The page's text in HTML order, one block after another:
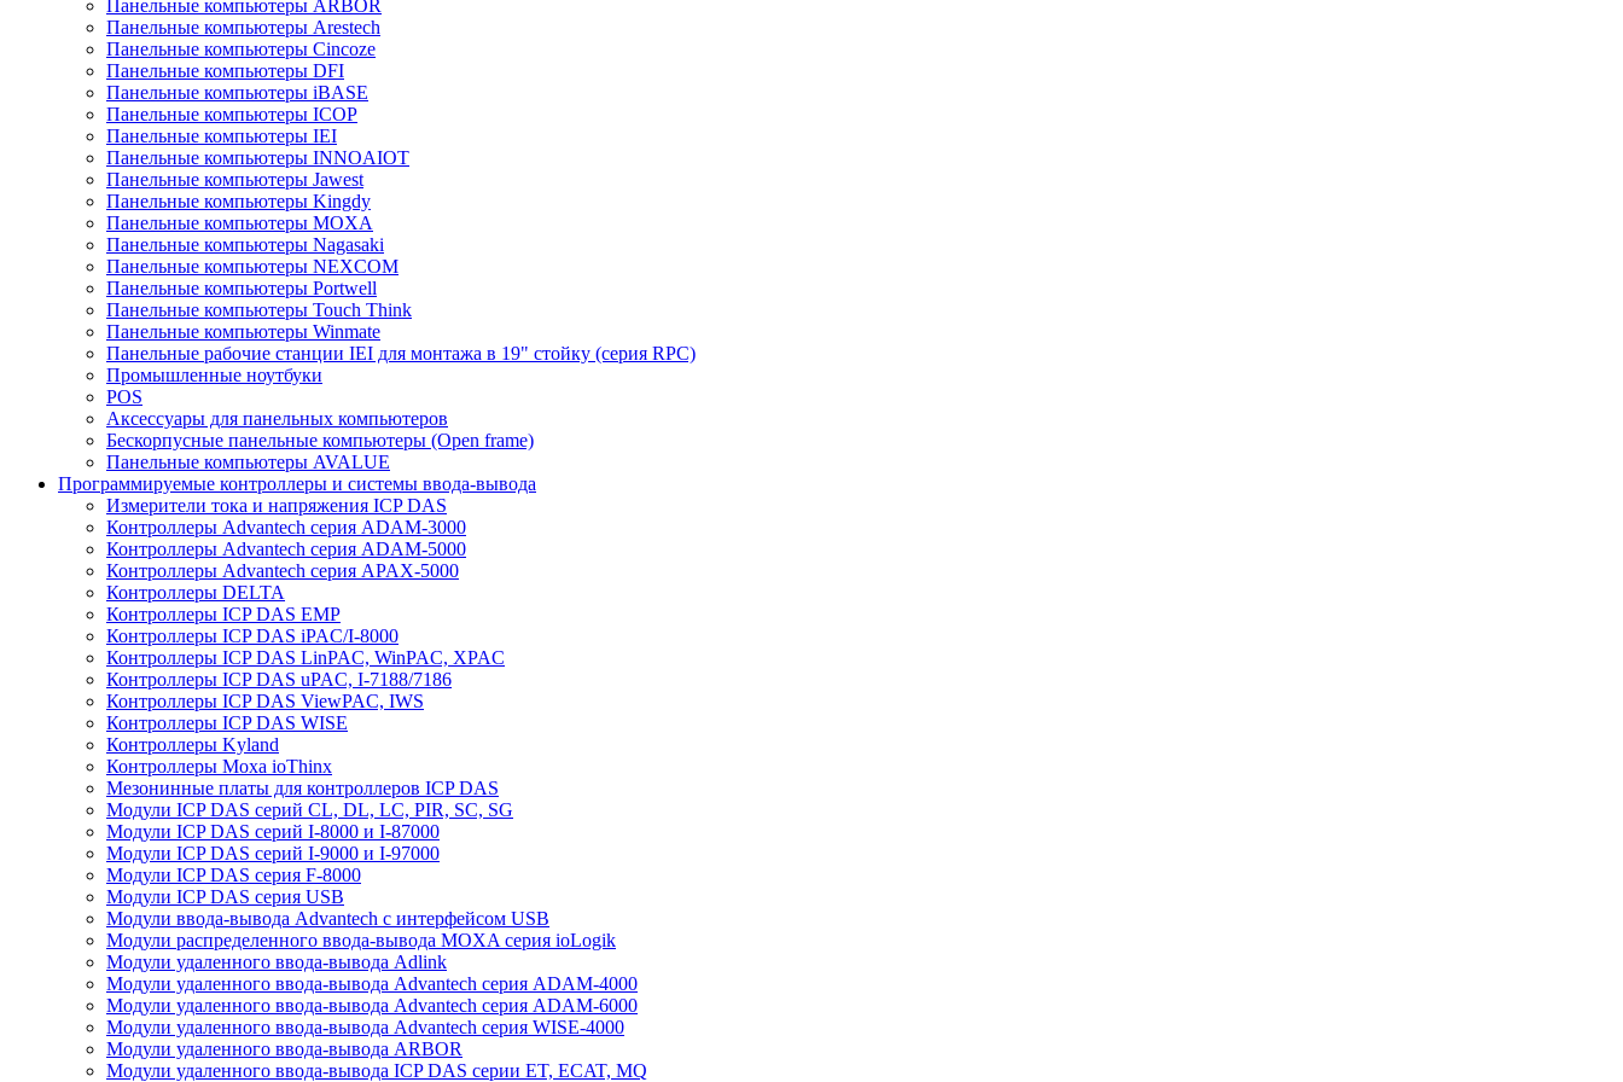
Панельные компьютеры ARBOR
Панельные компьютеры Arestech
Панельные компьютеры Cincoze
Панельные компьютеры DFI
Панельные компьютеры iBASE
Панельные компьютеры ICOP
Панельные компьютеры IEI
Панельные компьютеры INNOAIOT
Панельные компьютеры Jawest
Панельные компьютеры Kingdy
Панельные компьютеры MOXA
Панельные компьютеры Nagasaki
Панельные компьютеры NEXCOM
Панельные компьютеры Portwell
Панельные компьютеры Touch Think
Панельные компьютеры Winmate
Панельные рабочие станции IEI для монтажа в 19" стойку (серия RPC)
Промышленные ноутбуки
POS
Аксессуары для панельных компьютеров
Бескорпусные панельные компьютеры (Open frame)
Панельные компьютеры AVALUE
Программируемые контроллеры и системы ввода-вывода
Измерители тока и напряжения ICP DAS
Контроллеры Advantech серия ADAM-3000
Контроллеры Advantech серия ADAM-5000
Контроллеры Advantech серия APAX-5000
Контроллеры DELTA
Контроллеры ICP DAS EMP
Контроллеры ICP DAS iPAC/I-8000
Контроллеры ICP DAS LinPAC, WinPAC, XPAC
Контроллеры ICP DAS uPAC, I-7188/7186
Контроллеры ICP DAS ViewPAC, IWS
Контроллеры ICP DAS WISE
Контроллеры Kyland
Контроллеры Moxa ioThinx
Мезонинные платы для контроллеров ICP DAS
Модули ICP DAS серий CL, DL, LC, PIR, SC, SG
Модули ICP DAS серий I-8000 и I-87000
Модули ICP DAS серий I-9000 и I-97000
Модули ICP DAS серия F-8000
Модули ICP DAS серия USB
Модули ввода-вывода Advantech с интерфейсом USB
Модули распределенного ввода-вывода MOXA серия ioLogik
Модули удаленного ввода-вывода Adlink
Модули удаленного ввода-вывода Advantech серия ADAM-4000
Модули удаленного ввода-вывода Advantech серия ADAM-6000
Модули удаленного ввода-вывода Advantech серия WISE-4000
Модули удаленного ввода-вывода ARBOR
Модули удаленного ввода-вывода ICP DAS серии ET, ECAT, MQ